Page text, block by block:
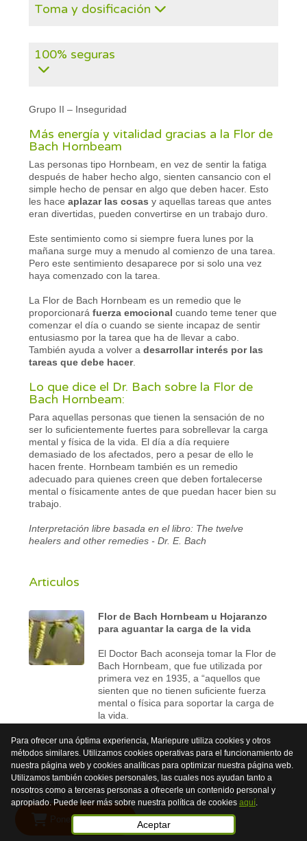
Poner en la cesta
Toma y dosificación
100% seguras
Grupo II – Inseguridad
Más energía y vitalidad gracias a la Flor de
Bach Hornbeam
Las personas tipo Hornbeam, en vez de sentir la fatiga
después de haber hecho algo, sienten cansancio con el
simple hecho de pensar en algo que deben hacer. Esto
les haceaplazar las cosas y aquellas tareas que antes
eran divertidas, pueden convertirse en un trabajo duro.
Este sentimiento como si siempre fuera lunes por la
mañana surge muy a menudo al comienzo de una tarea.
Pero este sentimiento desaparece por si solo una vez
haya comenzado con la tarea.
La Flor de Bach Hornbeam es un remedio que le
proporcionaráfuerza emocional cuando teme tener que
comenzar el día o cuando se siente incapaz de sentir
entusiasmo por la tarea que ha de llevar a cabo.
También ayuda a volver adesarrollar interés por las
tareas que debe hacer.
Lo que dice el Dr. Bach sobre la Flor de
Bach Hornbeam:
Para aquellas personas que tienen la sensación de no
ser lo suficientemente fuertes para sobrellevar la carga
mental y física de la vida. El día a día requiere
demasiado de los afectados, pero a pesar de ello le
hacen frente. Hornbeam también es un remedio
adecuado para quienes creen que deben fortalecerse
mental o físicamente antes de que puedan hacer bien su
trabajo.
Interpretación libre basada en el libro: The twelve
healers and other remedies - Dr. E. Bach
Articulos
Flor de Bach Hornbeam u Hojaranzo
para aguantar la carga de la vida
El Doctor Bach aconseja tomar la Flor de
Bach Hornbeam, que fue utilizada por
primera vez en 1935, a “aquellos que
sienten que no tienen suficiente fuerza
mental o física para soportar la carga de
la vida.
Para ofrecer una óptima experiencia, Mariepure utiliza cookies y otros
métodos similares. Utilizamos cookies operativas para el funcionamiento de
nuestra página web y cookies analíticas para optimizar nuestra página web.
Utilizamos también cookies personales, las cuales nos ayudan tanto a
nosotros como a terceras personas a ofrecerle un contenido personal y
apropiado. Puede leer más sobre nuestra política de cookies aquí
Aceptar
Las Flores de Bach no son un medicamento sino
extractos inocuos de plantas que se toman para reforzar
la salud.
© 2026 Mariepure - WebdesignPubli4u